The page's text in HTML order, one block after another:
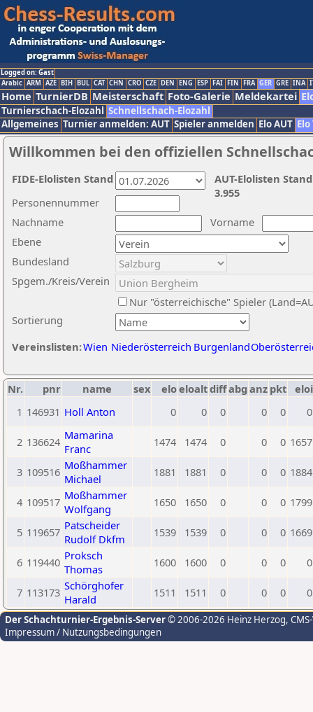
Logged on: Gast
Arabic ARM AZE BIH BUL CAT CHN CRO CZE DEN ENG ESP FAI FIN FRA GER GRE INA
Home TurnierDB Meisterschaft Foto-Galerie Meldekartei
Turnierschach-Elozahl Schnellschach-Elozahl
Allgemeines Turnier anmelden: AUT Spieler anmelden Elo AUT
Willkommen bei den offiziellen
Nachname
Vorname
Ebene
Sortierung
Personennummer
Bundesland
Spgem./Kreis/Verein
Nur "österreichische" Spieler
Vereinslisten:Wien Niederösterreich Burgenland
AUT-Elolisten
3.955
FIDE-Elolisten Stand
Nr. pnr name sex eloeloaltdiffabg anz pkt eloi
1 146931 Holl Anton 0 0 0 0 0 0
2 136624 Mamarina
Franc
1474 1474 0 0 0 1657
3 109516 Moßhammer
Michael
1881 1881 0 0 0 1884
4 109517 Moßhammer
Wolfgang
1650 1650 0 0 0 1799
5 119657 Patscheider
Rudolf Dkfm
1539 1539 0 0 0 1669
6 119440 Proksch
Thomas
1600 1600 0 0 0 0
7 113173 Schörghofer
Harald
1511 1511 0 0 0 0
Der Schachturnier-Ergebnis-Server© 2006-2026 Heinz Herzog,
Impressum / Nutzungsbedingungen